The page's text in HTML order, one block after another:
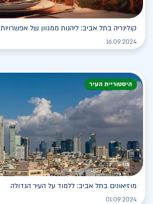
קולינריה בתל אביב: ליהנות ממגוון של אפשרויות
16.09.2024
היסטוריית העיר
מוזיאונים בתל אביב: ללמוד על העיר הגדולה
01.09.2024